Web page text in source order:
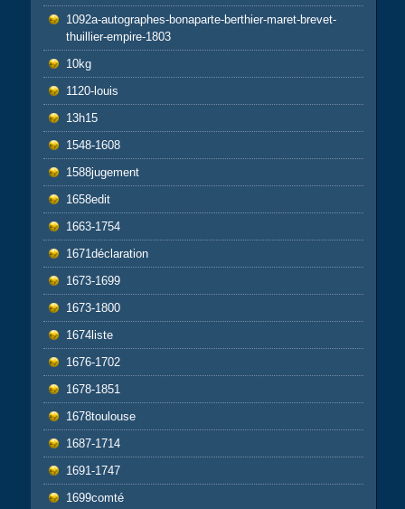
1092a-autographes-bonaparte-berthier-maret-brevet-
thuillier-empire-1803
10kg
1120-louis
13h15
1548-1608
1588jugement
1658edit
1663-1754
1671déclaration
1673-1699
1673-1800
1674liste
1676-1702
1678-1851
1678toulouse
1687-1714
1691-1747
1699comté